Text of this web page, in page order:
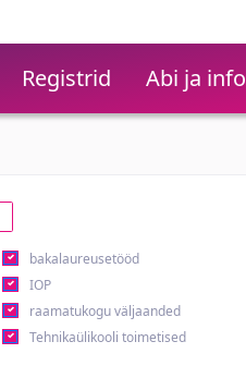
Registrid Abi ja info
bakalaureusetööd
IOP
raamatukogu väljaanded
Tehnikaülikooli toimetised